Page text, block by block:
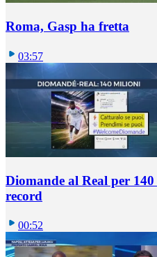
Roma, Gasp ha fretta
03:57
Diomande al Real per
record
00:52